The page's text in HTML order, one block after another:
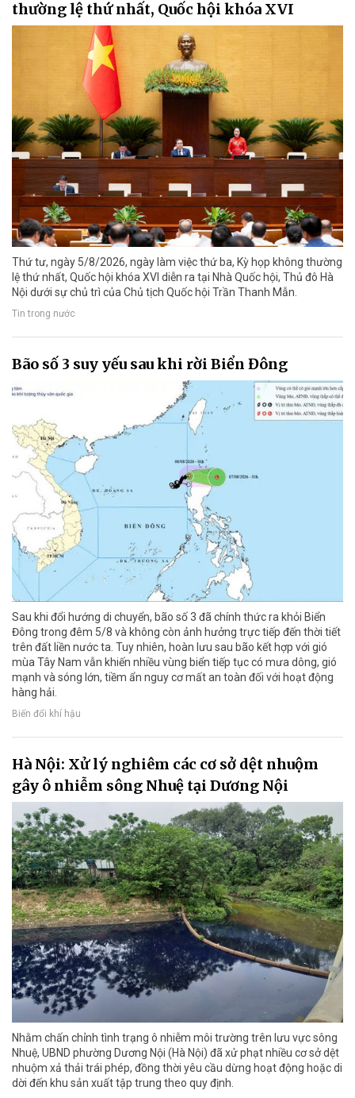
thường lệ thứ nhất, Quốc hội khóa XVI
Thứ tư, ngày 5/8/2026, ngày làm việc thứ ba, Kỳ họp không thường
lệ thứ nhất, Quốc hội khóa XVI diễn ra tại Nhà Quốc hội, Thủ đô Hà
Nội dưới sự chủ trì của Chủ tịch Quốc hội Trần Thanh Mẫn.
Tin trong nước
Bão số 3 suy yếu sau khi rời Biển Đông
Sau khi đổi hướng di chuyển, bão số 3 đã chính thức ra khỏi Biển
Đông trong đêm 5/8 và không còn ảnh hưởng trực tiếp đến thời tiết
trên đất liền nước ta. Tuy nhiên, hoàn lưu sau bão kết hợp với gió
mùa Tây Nam vẫn khiến nhiều vùng biển tiếp tục có mưa dông, gió
mạnh và sóng lớn, tiềm ẩn nguy cơ mất an toàn đối với hoạt động
hàng hải.
Biến đổi khí hậu
Hà Nội: Xử lý nghiêm các cơ sở dệt nhuộm
gây ô nhiễm sông Nhuệ tại Dương Nội
Nhằm chấn chỉnh tình trạng ô nhiễm môi trường trên lưu vực sông
Nhuệ, UBND phường Dương Nội (Hà Nội) đã xử phạt nhiều cơ sở dệt
nhuộm xả thải trái phép, đồng thời yêu cầu dừng hoạt động hoặc di
dời đến khu sản xuất tập trung theo quy định.